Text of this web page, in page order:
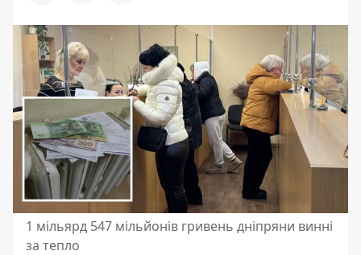
1 мільярд 547 мільйонів гривень дніпряни винні
за тепло